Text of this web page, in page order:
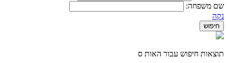
שם משפחה:
נקה
תוצאות חיפוש עבור האות ס